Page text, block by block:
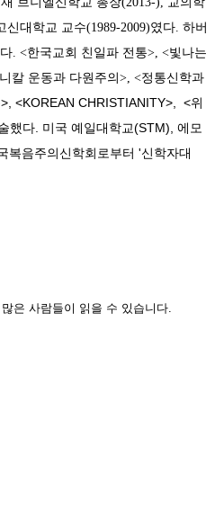
신대학교 교수(1989-2009)였다. 하버
. <한국교회 친일파 전통>, <빛나는
칼 운동과 다원주의>, <정통신학과
<KOREAN CHRISTIANITY>, <위
했다. 미국 예일대학교(STM), 에모
복음주의신학회로부터 '신학자대
은 사람들이 읽을 수 있습니다.